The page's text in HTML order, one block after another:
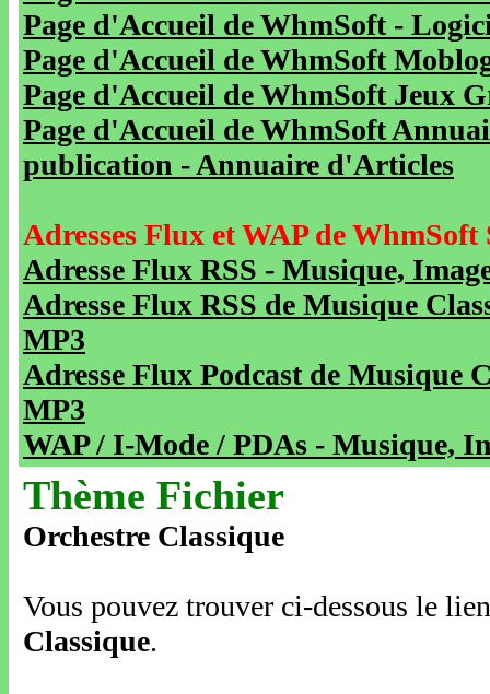
Page d'Accueil de WhmSoft -
Page d'Accueil de WhmSoft
Page d'Accueil de WhmSoft Jeux
Page d'Accueil de WhmSoft
publication - Annuaire d'Articles
Adresses Flux et WAP de WhmSoft
Adresse Flux RSS - Musique,
Adresse Flux RSS de Musique
MP3
Adresse Flux Podcast de Musique
MP3
WAP / I-Mode / PDAs - Musique,
Thème Fichier
Orchestre Classique
Vous pouvez trouver ci-dessous le
Classique.